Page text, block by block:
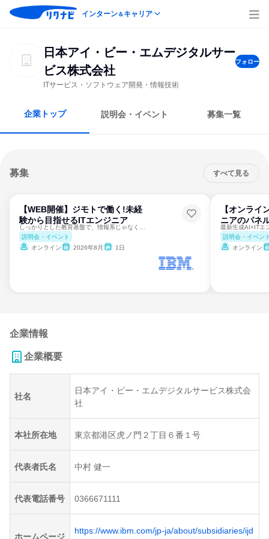
インターン＆キャリア
日本アイ・ビー・エムデジタルサー
ビス株式会社
フォロー
ITサービス・ソフトウェア開発・情報技術
企業トップ 説明会・イベント 募集一覧
募集 すべて見る
【WEB開催】ジモトで働く!未経
験から目指せるITエンジニア
説明会・イベント
オンライン
2026年8月 1日
【オンライ
ニアのパネ
説明会・イベン
オンライン
企業情報
企業概要
社名
日本アイ・ビー・エムデジタルサービス株式会
社
本社所在地 東京都港区虎ノ門２丁目６番１号
代表者氏名 中村 健一
代表電話番号 0366671111
ホームページ
https://www.ibm.com/jp-ja/about/subsidiaries/ijd